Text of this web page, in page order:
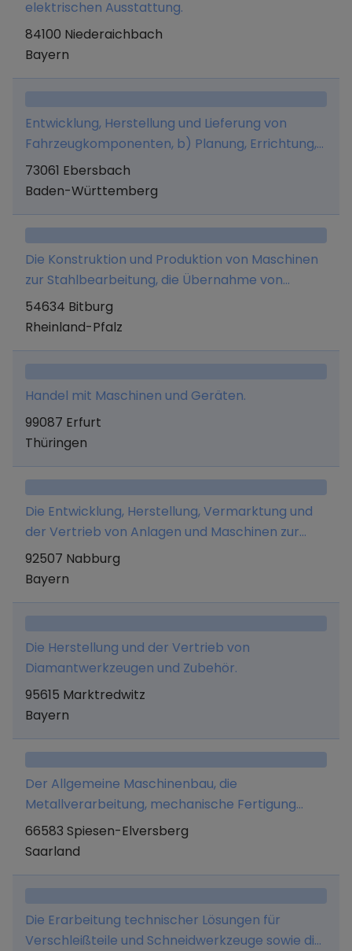
elektrischen Ausstattung.
84100 Niederaichbach
Bayern
Entwicklung, Herstellung und Lieferung von
Fahrzeugkomponenten, b) Planung, Errichtung,
Wartung, Überholung, Reparatur, Ergänzung,
Modernisierung sowie De- und Remontage
elektrotechnischen Anlagen elektronischen
Anlagen mechanischen Anlagen c) Betreiben
von Anlagen, die der Fertigung von Gütern
dienen, d) Neben- und Hilfsleistungen an
Betriebsstätten Dritter, An- und Verkauf von
Anlagen und Maschinen jeder Art, f) Stahl- und
Haustechnik.
73061 Ebersbach
Baden-Württemberg
Die Konstruktion und Produktion von Maschinen
zur Stahlbearbeitung, die Übernahme von
Lizenzen zum Bau von Maschinen, die
Übernahme der Fertigung von Maschinen und
54634 Bitburg
Rheinland-Pfalz
Handel mit Maschinen und Geräten.
99087 Erfurt
Thüringen
Die Entwicklung, Herstellung, Vermarktung und
der Vertrieb von Anlagen und Maschinen zur
Automatisierung und Vereinfachung von
Arbeitsprozessen, insbesondere im
92507 Nabburg
Bayern
Die Herstellung und der Vertrieb von
Diamantwerkzeugen und Zubehör.
95615 Marktredwitz
Bayern
Der Allgemeine Maschinenbau, die
Metallverarbeitung, mechanische Fertigung
sowie Vorrichtungs- und Lehrebau
66583 Spiesen-Elversberg
Saarland
Die Erarbeitung technischer Lösungen für
Verschleißteile und Schneidwerkzeuge sowie die